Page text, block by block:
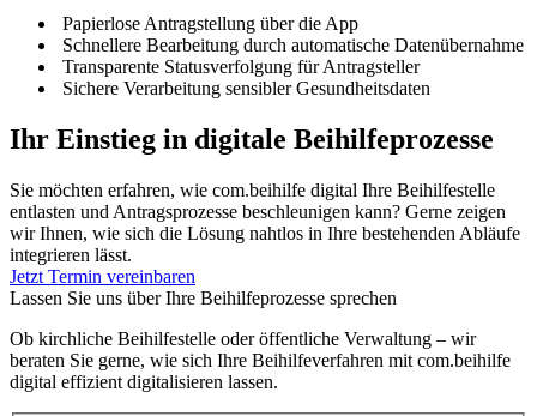
Papierlose Antragstellung über die App
Schnellere Bearbeitung durch automatische Datenübernahme
Transparente Statusverfolgung für Antragsteller
Sichere Verarbeitung sensibler Gesundheitsdaten
Ihr Einstieg in digitale Beihilfeprozesse
Sie möchten erfahren, wie com.beihilfe digital Ihre Beihilfestelle
entlasten und Antragsprozesse beschleunigen kann? Gerne zeigen
wir Ihnen, wie sich die Lösung nahtlos in Ihre bestehenden Abläufe
integrieren lässt.
Jetzt Termin vereinbaren
Lassen Sie uns über Ihre Beihilfeprozesse sprechen
Ob kirchliche Beihilfestelle oder öffentliche Verwaltung – wir
beraten Sie gerne, wie sich Ihre Beihilfeverfahren mit com.beihilfe
digital effizient digitalisieren lassen.